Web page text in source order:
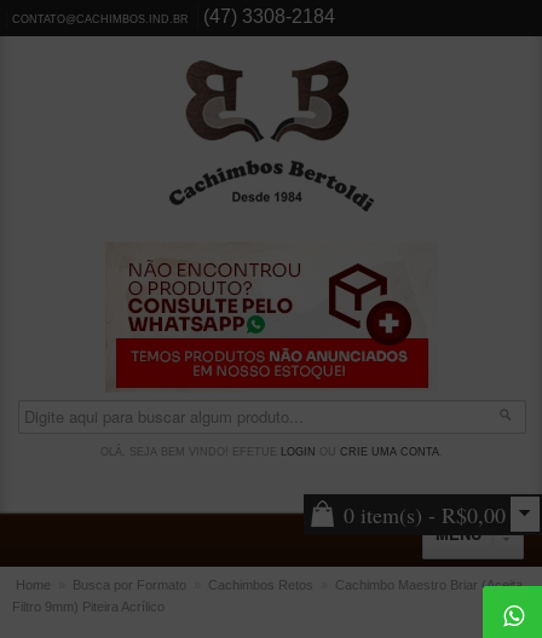
CONTATO@CACHIMBOS.IND.BR (47) 3308-2184
OLÁ, SEJA BEM VINDO! EFETUE LOGIN CRIE UMA CONTA.
0 item(s) - R$0,00
MENU
ACESSÓRIOS
Home Busca por Formato Cachimbos Retos
Cachimbo Maestro Briar (Aceita
Filtro 9mm) Piteira Acrílico